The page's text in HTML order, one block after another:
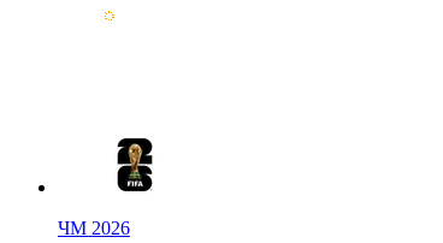
ЧМ 2026